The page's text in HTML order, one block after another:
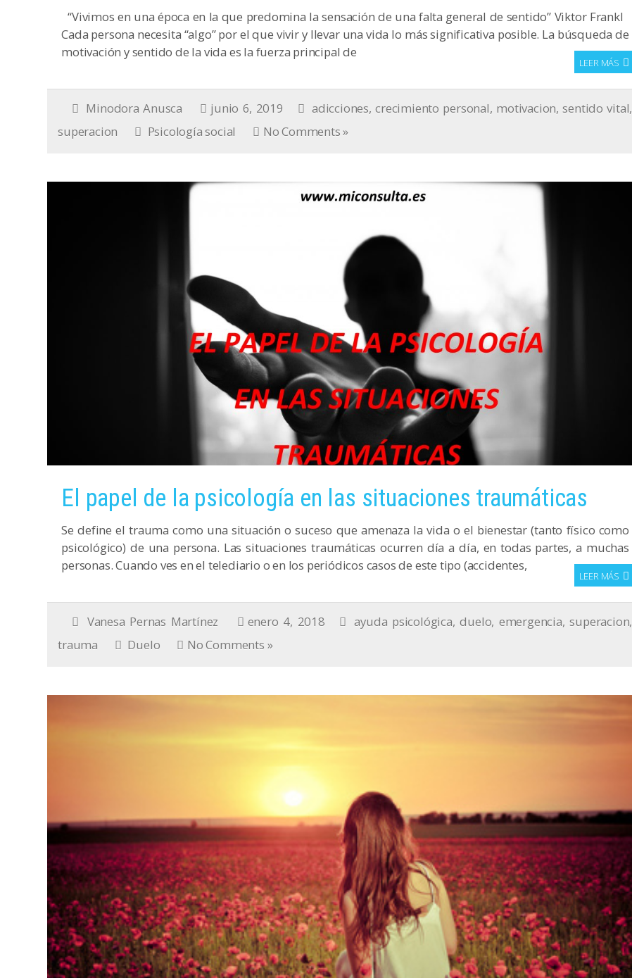
“Vivimos en una época en la que predomina la sensación de una falta general de sentido” Viktor Frankl
Cada persona necesita “algo” por el que vivir y llevar una vida lo más significativa posible. La búsqueda de
motivación y sentido de la vida es la fuerza principal de
LEER MÁS
Minodora Anusca junio 6, 2019 adicciones,crecimiento personal, motivacion,sentido vital,
superacion
Psicología social No Comments »
El papel de la psicología en las situaciones traumáticas
Se define el trauma como una situación o suceso que amenaza la vida o el bienestar (tanto físico como
psicológico) de una persona. Las situaciones traumáticas ocurren día a día, en todas partes, a muchas
personas. Cuando ves en el telediario o en los periódicos casos de este tipo (accidentes,
LEER MÁS
Vanesa Pernas Martínez enero 4, 2018 ayuda psicológica,duelo, emergencia,superacion,
trauma
Duelo No Comments »